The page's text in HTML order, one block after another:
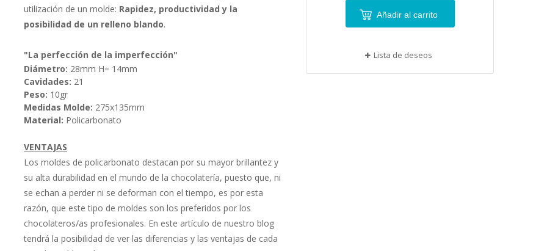
Añadir al carrito
Lista de deseos
utilización de un molde: Rapidez, productividad y la
posibilidad de un relleno blando.
"La perfección de la imperfección"
Diámetro: 28mm H= 14mm
Cavidades: 21
Peso: 10gr
Medidas Molde: 275x135mm
Material: Policarbonato
VENTAJAS
Los moldes de policarbonato destacan por su mayor brillantez y
su alta durabilidad en el mundo de la chocolatería, puesto que, ni
se echan a perder ni se deforman con el tiempo, es por esta
razón, que este tipo de moldes son los preferidos por los
chocolateros/as profesionales. En este artículo de nuestro blog
tendrá la posibilidad de ver las diferencias y las ventajas de cada